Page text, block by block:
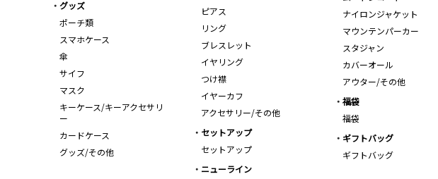
ナイロンジャケット
マウンテンパーカー
スタジャン
カバーオール
アウター/その他
ピアス
リング
ブレスレット
イヤリング
つけ襟
イヤーカフ
アクセサリー/その他
グッズ
ポーチ類
スマホケース
傘
サイフ
マスク
キーケース/キーアクセサリ
ー
カードケース
グッズ/その他
福袋
福袋
セットアップ
セットアップ
ギフトバッグ
ギフトバッグ
ニューライン